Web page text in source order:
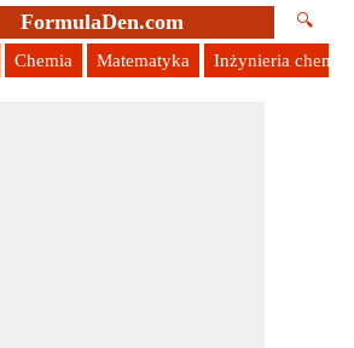
FormulaDen.com 🔍
Chemia Matematyka Inżynieria